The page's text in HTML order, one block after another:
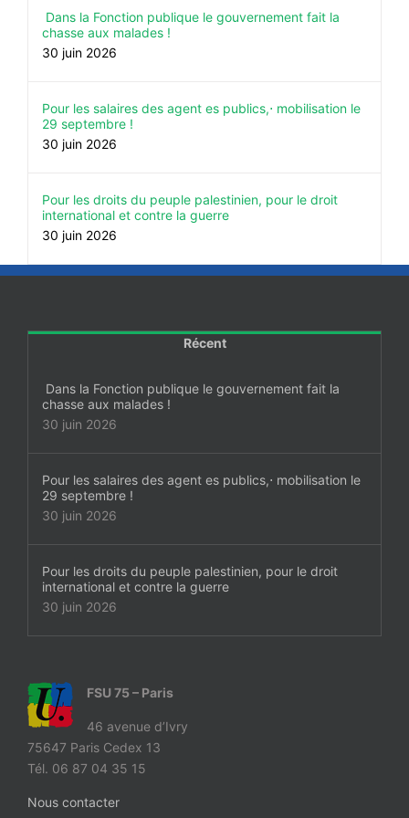
Dans la Fonction publique le gouvernement fait la
chasse aux malades !
30 juin 2026
Pour les salaires des agent es publics,⋅ mobilisation le
29 septembre !
30 juin 2026
Pour les droits du peuple palestinien, pour le droit
international et contre la guerre
30 juin 2026
Récent
Dans la Fonction publique le gouvernement fait la
chasse aux malades !
30 juin 2026
Pour les salaires des agent es publics,⋅ mobilisation le
29 septembre !
30 juin 2026
Pour les droits du peuple palestinien, pour le droit
international et contre la guerre
30 juin 2026
FSU 75 – Paris
46 avenue d’Ivry
75647 Paris Cedex 13
Tél. 06 87 04 35 15
Nous contacter